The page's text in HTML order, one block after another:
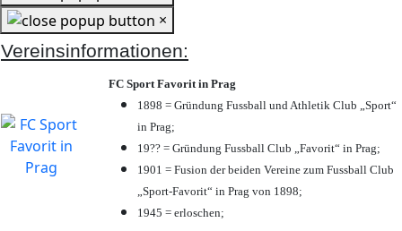
×
Vereinsinformationen:
FC Sport Favorit in Prag
1898 = Gründung Fussball und Athletik Club „Sport“
in Prag;
19?? = Gründung Fussball Club „Favorit“ in Prag;
1901 = Fusion der beiden Vereine zum Fussball Club
„Sport-Favorit“ in Prag von 1898;
1945 = erloschen;